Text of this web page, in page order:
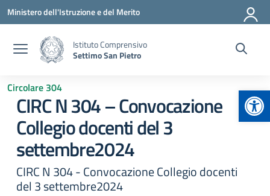
Vai ai contenuti
Vai al menu di navigazione
Vai al footer
Ministero dell'Istruzione e del Merito
Istituto Comprensivo
Settimo San Pietro
Circolare 304
CIRC N 304 – Convocazione
Collegio docenti del 3
settembre2024
CIRC N 304 - Convocazione Collegio docenti
del 3 settembre2024